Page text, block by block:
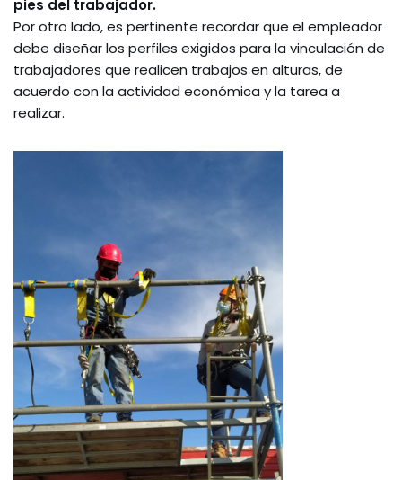
pies del trabajador.
Por otro lado, es pertinente recordar que el empleador
debe diseñar los perfiles exigidos para la vinculación de
trabajadores que realicen trabajos en alturas, de
acuerdo con la actividad económica y la tarea a
realizar.